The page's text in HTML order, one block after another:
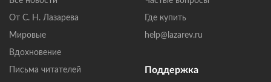
От С. Н. Лазарева
Мировые
Вдохновение
Письма читателей
Где купить
help@lazarev.ru
Поддержка